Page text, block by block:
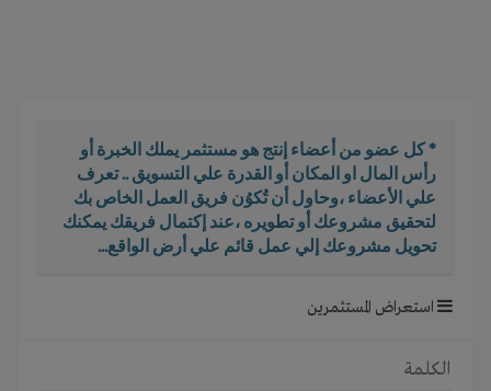
* كل عضو من أعضاء إنتج هو مستثمر يملك الخبرة أو
رأس المال او المكان أو القدرة علي التسويق .. تعرف
علي الأعضاء ،وحاول أن تُكوُن فريق العمل الخاص بك
لتحقيق مشروعك أو تطويره ،عند إكتمال فريقك يمكنك
تحويل مشروعك إلي عمل قائم علي أرض الواقع...
استعراض المستثمرين
الكلمة